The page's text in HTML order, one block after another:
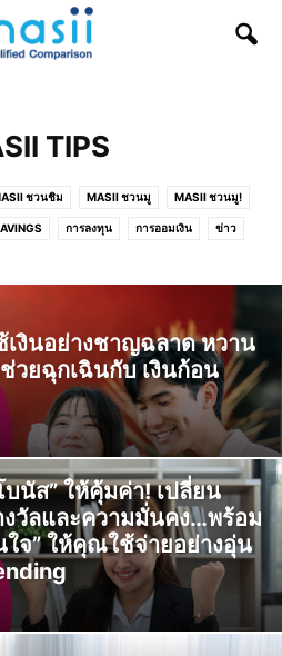
TIPS
ชวนชิม MASII ชวนมู MASII ชวนมู!
การลงทุน การออมเงิน ข่าว
ประกันรถมอเตอร์ไซค์
ยง ประกันสุขภาพ ประกันสุขภาพเด็ก
หตุ พ.ร.บ. รถแลกเงิน รีไฟแนนซ์บ้าน
สินเชื่อส่วนบุคคล หุ้น โปรโมชั่น
เงินอย่างชาญฉลาด หวาน
วยฉุกเฉินกับ เงินก้อน
บนัส” ให้คุ้มค่า! เปลี่ยน
งวัลและความมั่นคง…พร้อม
ใจ” ให้คุณใช้จ่ายอย่างอุ่น